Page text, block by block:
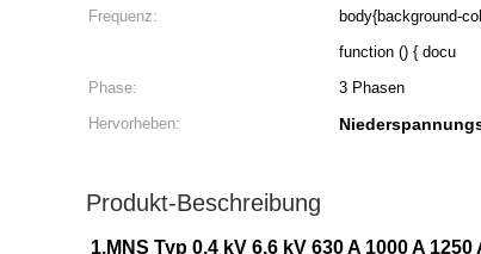
Frequenz:
body{background-color:#FFFFFF} 非
function () { docu
Phase: 3 Phasen
Hervorheben:
Produkt-Beschreibung
1.MNS Typ 0,4 kV 6,6 kV 630 A 1000 A